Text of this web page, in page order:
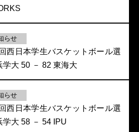
らせ
西日本学生バスケットボール選
大 50 － 82 東海大
らせ
西日本学生バスケットボール選
大 58 － 54 IPU